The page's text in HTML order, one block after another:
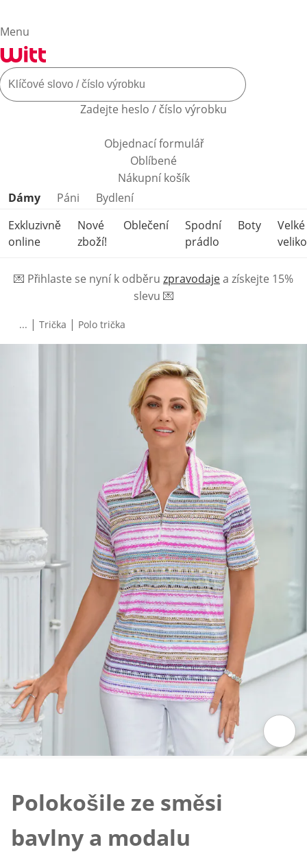
Menu
Zadejte heslo / číslo výrobku
Objednací formulář
Oblíbené
Nákupní košík
Přeskočit kategorie produktů
Dámy Páni
Bydlení
Exkluzivně
online
Nové
zboží!
Oblečení
Spodní
prádlo
Boty
Velké
💌 Přihlaste se nyní k odběru zpravodajea získejte 15%
slevu 💌
... | Trička | Polo trička
Polokošile ze směsi
bavlny a modalu